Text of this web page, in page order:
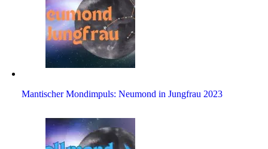
Man­ti­scher Mond­im­puls: Neu­mond in Jung­frau 2023